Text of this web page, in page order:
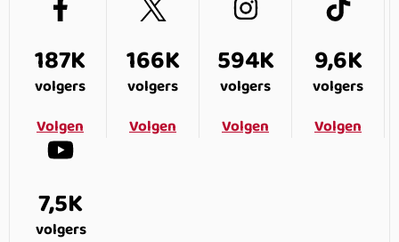
187K
volgers
Volgen
166K
volgers
Volgen
594K
volgers
Volgen
9,6K
volgers
Volgen
7,5K
volgers